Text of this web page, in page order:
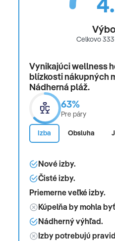
Celkovo
Vynikajúci wellness
blízkosti nákupných
Nádherná pláž.
63%
Pre páry
Izba Obsluha
Nové izby.
Čisté izby.
Priemerne veľké izby.
Kúpelňa by mohla
Nádherný výhľad.
Izby potrebujú